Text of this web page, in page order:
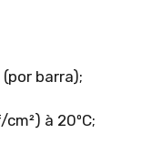
barra);
à 20ºC;